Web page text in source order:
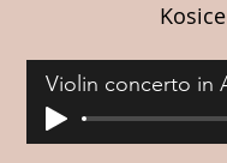
Kosice